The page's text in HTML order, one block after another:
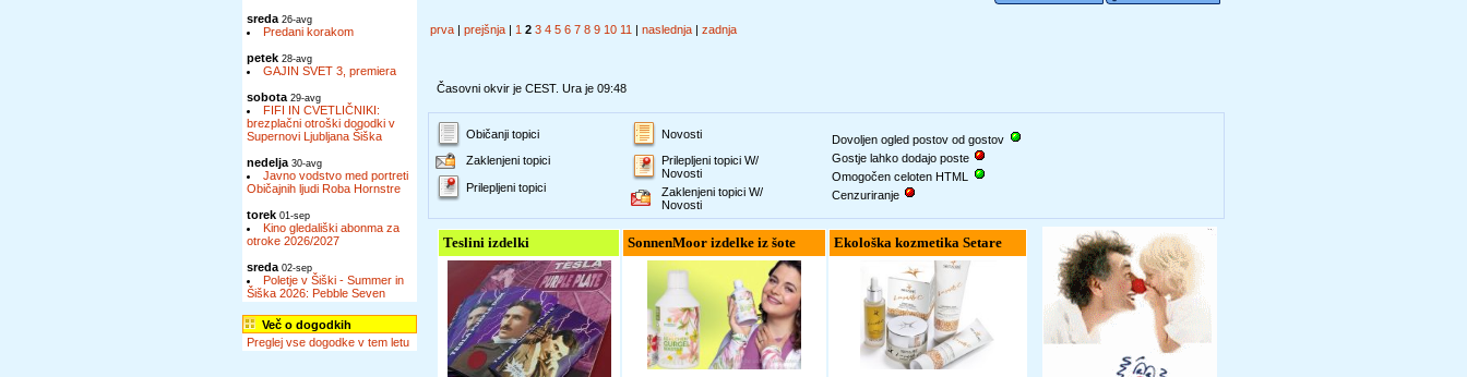
sreda 26-avg
Predani korakom
petek 28-avg
GAJIN SVET 3, premiera
sobota 29-avg
FIFI IN CVETLIČNIKI:
brezplačni otroški dogodki v
Supernovi Ljubljana Šiška
nedelja 30-avg
Javno vodstvo med portreti
Običajnih ljudi Roba Hornstre
torek 01-sep
Kino gledališki abonma za
otroke 2026/2027
sreda 02-sep
Poletje v Šiški - Summer in
Šiška 2026: Pebble Seven
Več o dogodkih
Preglej vse dogodke v tem letu
prva | prejšnja | 1 2 3 4 5 6 7 8 9 10 11 | naslednja | zadnja
Časovni okvir je CEST. Ura je 09:48
Običanji topici
Zaklenjeni topici
Prilepljeni topici
Novosti
Prilepljeni topici W/
Novosti
Zaklenjeni topici W/
Novosti
Dovoljen ogled postov od gostov
Gostje lahko dodajo poste
Omogočen celoten HTML
Cenzuriranje
Teslini izdelki SonnenMoor izdelke iz šote Ekološka kozmetika Setare